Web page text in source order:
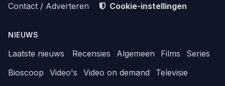
Contact / Adverteren
Cookie-instellingen
NIEUWS
Laatste nieuws Recensies Algemeen Films
Series
Bioscoop
Video's Video on demand
Televisie